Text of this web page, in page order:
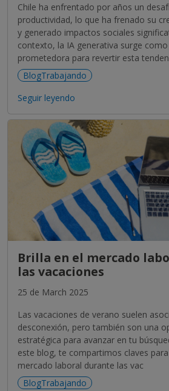
Chile ha enfrentado por años un
productividad, lo que ha frenado su
y generado impactos sociales
contexto, la IA generativa surge
prometedora para revertir esta
BlogTrabajando
Seguir leyendo
Brilla en el mercado
las vacaciones
25 de March 2025
Las vacaciones de verano suelen
desconexión, pero también son una
estratégica para avanzar en tu
este blog, te compartimos claves
mercado laboral durante las vac
BlogTrabajando